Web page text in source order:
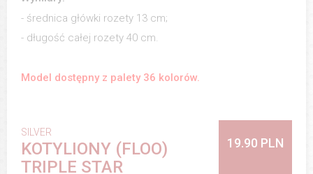
- średnica główki rozety 13 cm;
- długość całej rozety 40 cm.
Model dostępny z palety 36 kolorów.
SILVER
KOTYLIONY (FLOO)
TRIPLE STAR
19.90 PLN